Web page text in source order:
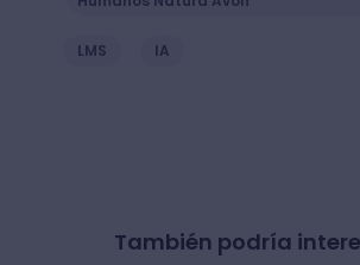
LMS IA
También podría